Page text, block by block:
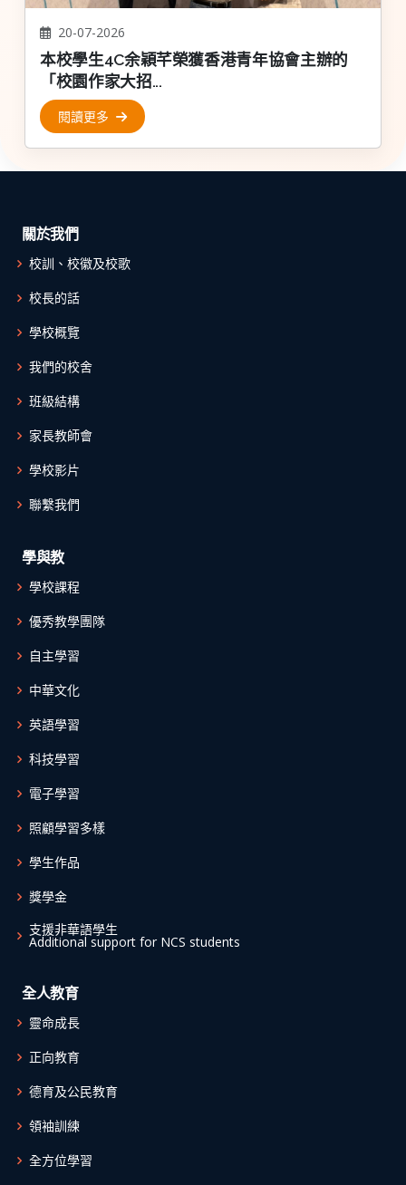
20-07-2026
本校學生4C余穎芊榮獲香港青年協會主辦的
「校園作家大招...
閱讀更多
關於我們
校訓、校徽及校歌
校長的話
學校概覽
我們的校舍
班級結構
家長教師會
學校影片
聯繫我們
學與教
學校課程
優秀教學團隊
自主學習
中華文化
英語學習
科技學習
電子學習
照顧學習多樣
學生作品
獎學金
支援非華語學生
Additional support for NCS students
全人教育
靈命成長
正向教育
德育及公民教育
領袖訓練
全方位學習